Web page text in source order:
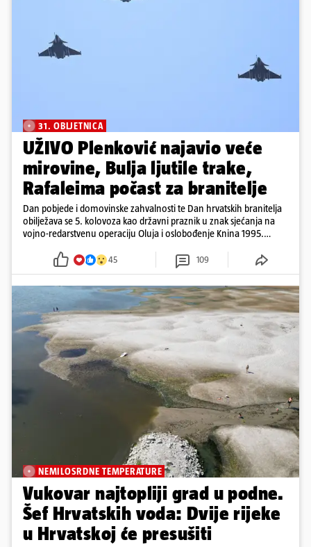
31. OBLJETNICA
UŽIVO Plenković najavio veće
mirovine, Bulja ljutile trake,
Rafaleima počast za branitelje
Dan pobjede i domovinske zahvalnosti te Dan hrvatskih branitelja
obilježava se 5. kolovoza kao državni praznik u znak sjećanja na
vojno-redarstvenu operaciju Oluja i oslobođenje Knina 1995.
45 109
NEMILOSRDNE TEMPERATURE
Vukovar najtopliji grad u podne.
Šef Hrvatskih voda: Dvije rijeke
u Hrvatskoj će presušiti